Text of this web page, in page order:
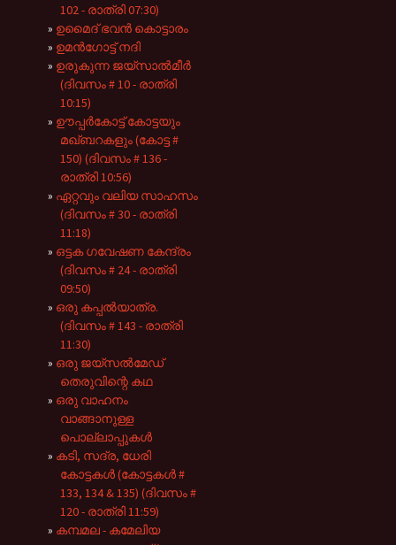
102 - രാത്രി 07:30)
ഉമൈദ് ഭവൻ കൊട്ടാരം
ഉമൻഗോട്ട് നദി
ഉരുകുന്ന ജയ്സാൽമീർ
(ദിവസം # 10 - രാത്രി
10:15)
ഊപ്പർകോട്ട് കോട്ടയും
മഖ്ബറകളും (കോട്ട #
150) (ദിവസം # 136 -
രാത്രി 10:56)
ഏറ്റവും വലിയ സാഹസം
(ദിവസം # 30 - രാത്രി
11:18)
ഒട്ടക ഗവേഷണ കേന്ദ്രം
(ദിവസം # 24 - രാത്രി
09:50)
ഒരു കപ്പൽയാത്ര.
(ദിവസം # 143 - രാത്രി
11:30)
ഒരു ജയ്സൽമേഡ്
തെരുവിന്റെ കഥ
ഒരു വാഹനം
വാങ്ങാനുള്ള
പൊല്ലാപ്പുകൾ
കടി, സദ്ര, ധേരി
കോട്ടകൾ (കോട്ടകൾ #
133, 134 & 135) (ദിവസം #
120 - രാത്രി 11:59)
കമ്പമല - കമേലിയ